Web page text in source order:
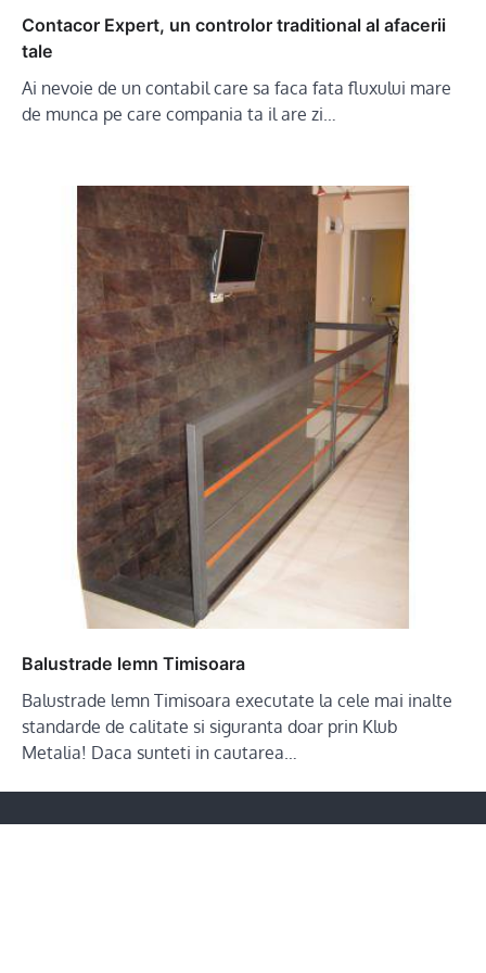
Contacor Expert, un controlor traditional al afacerii
tale
Ai nevoie de un contabil care sa faca fata fluxului mare
de munca pe care compania ta il are zi…
Balustrade lemn Timisoara
Balustrade lemn Timisoara executate la cele mai inalte
standarde de calitate si siguranta doar prin Klub
Metalia! Daca sunteti in cautarea…